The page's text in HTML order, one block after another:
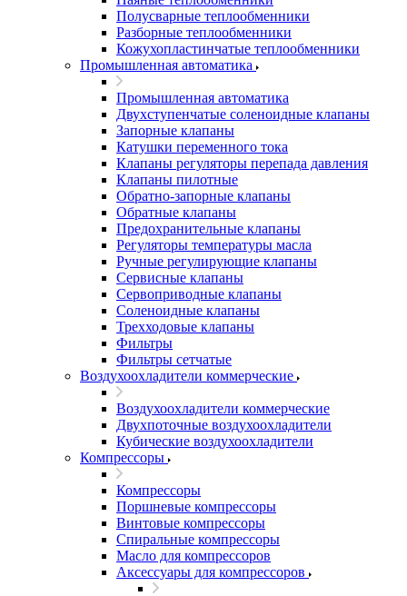
Полусварные теплообменники
Разборные теплообменники
Кожухопластинчатые теплообменники
Промышленная автоматика
Промышленная автоматика
Двухступенчатые соленоидные клапаны
Запорные клапаны
Катушки переменного тока
Клапаны регуляторы перепада давления
Клапаны пилотные
Обратно-запорные клапаны
Обратные клапаны
Предохранительные клапаны
Регуляторы температуры масла
Ручные регулирующие клапаны
Сервисные клапаны
Сервоприводные клапаны
Соленоидные клапаны
Трехходовые клапаны
Фильтры
Фильтры сетчатые
Воздухоохладители коммерческие
Воздухоохладители коммерческие
Двухпоточные воздухоохладители
Кубические воздухоохладители
Компрессоры
Компрессоры
Поршневые компрессоры
Винтовые компрессоры
Спиральные компрессоры
Масло для компрессоров
Аксессуары для компрессоров